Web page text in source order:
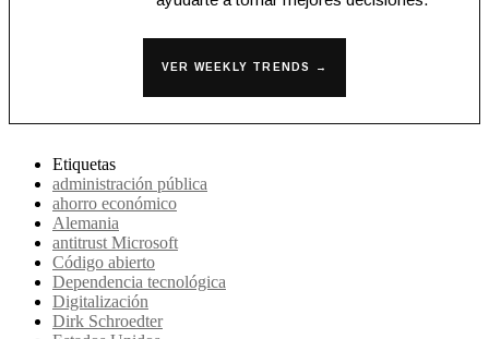
VER WEEKLY TRENDS →
Etiquetas
administración pública
ahorro económico
Alemania
antitrust Microsoft
Código abierto
Dependencia tecnológica
Digitalización
Dirk Schroedter